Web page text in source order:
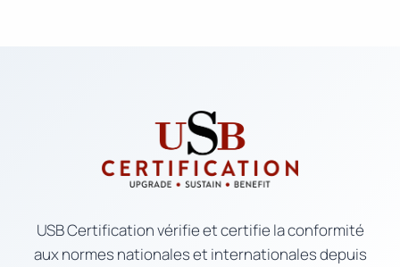
USB Certification vérifie et certifie la conformité
aux normes nationales et internationales depuis